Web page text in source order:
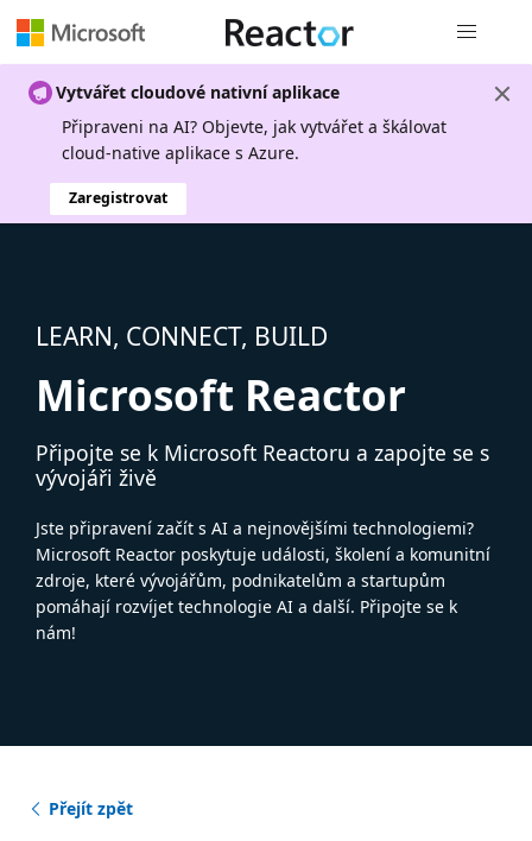
Vytvářet cloudové nativní aplikace
Připraveni na AI? Objevte, jak vytvářet a škálovat
cloud-native aplikace s Azure.
Zaregistrovat
LEARN, CONNECT, BUILD
Microsoft Reactor
Připojte se k Microsoft Reactoru a zapojte se s
vývojáři živě
Jste připravení začít s AI a nejnovějšími technologiemi?
Microsoft Reactor poskytuje události, školení a komunitní
zdroje, které vývojářům, podnikatelům a startupům
pomáhají rozvíjet technologie AI a další. Připojte se k
nám!
Přejít zpět